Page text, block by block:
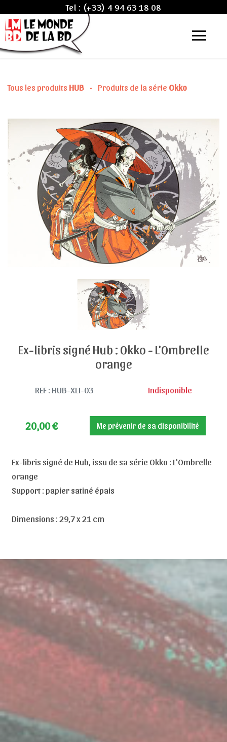
Tel : (+33) 4 94 63 18 08
Tous les produits HUB • Produits de la série Okko
Ex-libris signé Hub : Okko - L'Ombrelle
orange
REF : HUB-XLI-03 Indisponible
20,00€ Me prévenir de sa disponibilité
Ex-libris signé de Hub, issu de sa série Okko : L'Ombrelle
orange
Support : papier satiné épais
Dimensions : 29,7 x 21 cm